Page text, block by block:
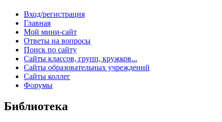
Вход/регистрация
Главная
Мой мини-сайт
Ответы на вопросы
Поиск по сайту
Сайты классов, групп, кружков...
Сайты образовательных учреждений
Сайты коллег
Форумы
Библиотека